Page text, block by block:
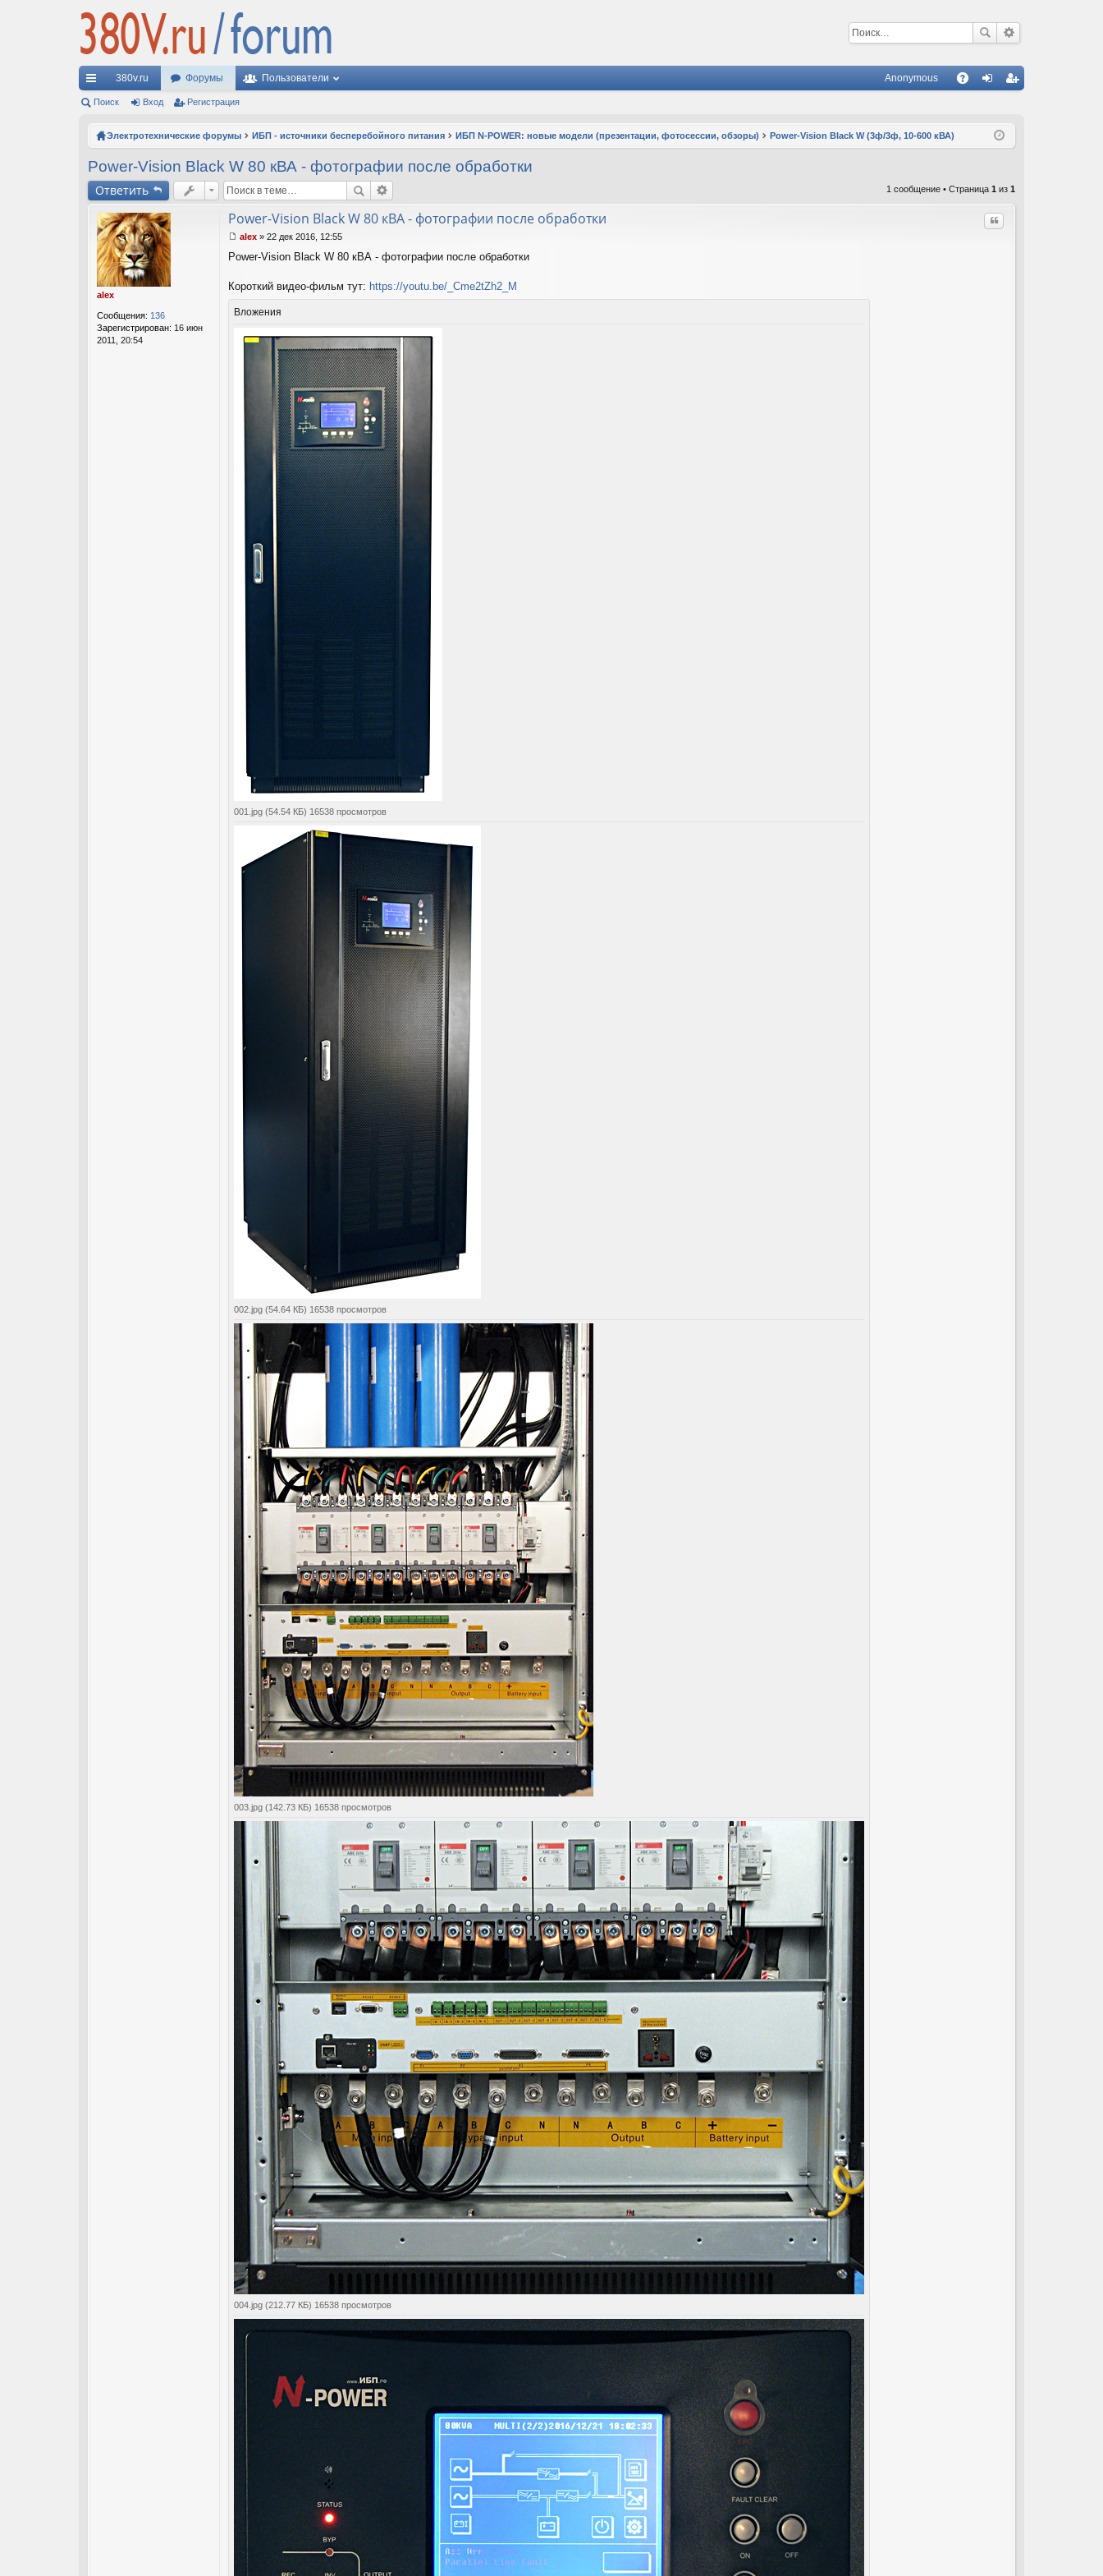
С
с
380v.ru Форумы Пользователи Anonymous
ис
ия
Поиск Вход Регистрация
Электротехнические форумы ИБП - источники бесперебойного питания ИБП N-POWER: новые модели (презентации, фотосессии, обзоры) Power-Vision Black W (3ф/3ф, 10-600 кВА)
Power-Vision Black W 80 кВА - фотографии после обработки
Ответить 1 сообщение • Страница 1 из 1
alex
Сообщения: 136
Зарегистрирован: 16 июн
2011, 20:54
Power-Vision Black W 80 кВА - фотографии после обработки Цитата
о
б
щ
е
alex » 22 дек 2016, 12:55
Power-Vision Black W 80 кВА - фотографии после обработки
Короткий видео-фильм тут: https://youtu.be/_Cme2tZh2_M
Вложения
001.jpg (54.54 КБ) 16538 просмотров
002.jpg (54.64 КБ) 16538 просмотров
003.jpg (142.73 КБ) 16538 просмотров
004.jpg (212.77 КБ) 16538 просмотров